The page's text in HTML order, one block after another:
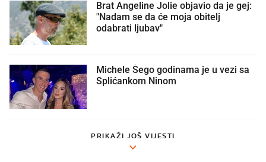
Brat Angeline Jolie objavio da je gej:
"Nadam se da će moja obitelj
odabrati ljubav"
Michele Šego godinama je u vezi sa
Splićankom Ninom
PRIKAŽI JOŠ VIJESTI